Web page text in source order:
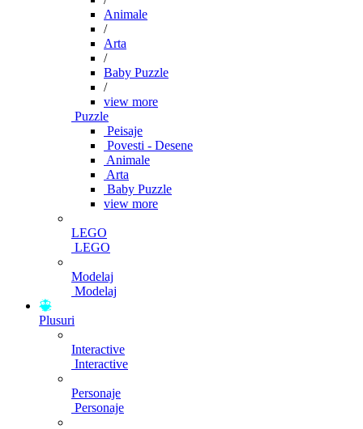
Animale
/
Arta
/
Baby Puzzle
/
view more
Puzzle
Peisaje
Povesti - Desene
Animale
Arta
Baby Puzzle
view more
LEGO
LEGO
Modelaj
Modelaj
Plusuri
Interactive
Interactive
Personaje
Personaje